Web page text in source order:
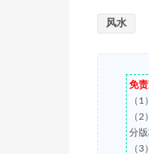
风水
免责
（
（
分
（